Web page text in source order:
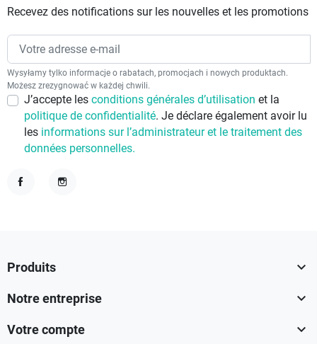
Recevez des notifications sur les nouvelles et les promotions
Wysyłamy tylko informacje o rabatach, promocjach i nowych produktach.
Możesz zrezygnować w każdej chwili.
J’accepte les conditions générales d’utilisation et la
politique de confidentialité. Je déclare également avoir lu
les informations sur l’administrateur et le traitement des
données personnelles.
Produits 
Notre entreprise 
Votre compte 